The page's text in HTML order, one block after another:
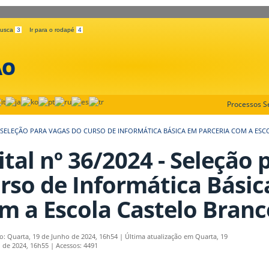
3 Ir para o rodapé 4
Processos
PARA VAGAS DO CURSO DE INFORMÁTICA BÁSICA EM PARCERIA COM A
nº 36/2024 - Seleção
de Informática
a Escola Castelo
Quarta, 19 de Junho de 2024, 16h54 | Última atualização em Quarta, 19
de 2024, 16h55 | Acessos: 4491